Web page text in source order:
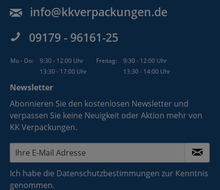
info@kkverpackungen.de
09179 - 96161-25
Mo - Do: 9:30 - 12:00 Uhr Freitag:
9:30 - 12:00 Uhr
13:30 - 17:00 Uhr
13:30 - 14:00 Uhr
Newsletter
Abonnieren Sie den kostenlosen Newsletter und
verpassen Sie keine Neuigkeit oder Aktion mehr von
KK Verpackungen.
Ich habe die Datenschutzbestimmungen zur Kenntnis
genommen.